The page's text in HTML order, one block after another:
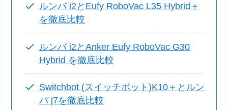
ルンバ i2とEufy RoboVac L35 Hybrid＋
を徹底比較
ルンバ i2とAnker Eufy RoboVac G30
Hybrid を徹底比較
Switchbot (スイッチボット)K10＋とルン
バ j7を徹底比較